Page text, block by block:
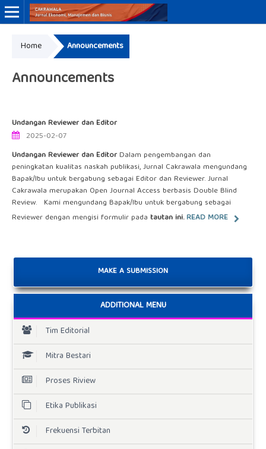
Home Announcements
Announcements
Undangan Reviewer dan Editor
2025-02-07
Undangan Reviewer dan EditorDalam pengembangan dan
peningkatan kualitas naskah publikasi, Jurnal Cakrawala mengundang
Bapak/Ibu untuk bergabung sebagai Editor dan Reviewer. Jurnal
Cakrawala merupakan Open Journal Access berbasis Double Blind
Review. Kami mengundang Bapak/Ibu untuk bergabung sebagai
Reviewer dengan mengisi formulir pada tautan ini.READ MORE
MAKE A SUBMISSION
ADDITIONAL MENU
Tim Editorial
Mitra Bestari
Proses Riview
Etika Publikasi
Frekuensi Terbitan